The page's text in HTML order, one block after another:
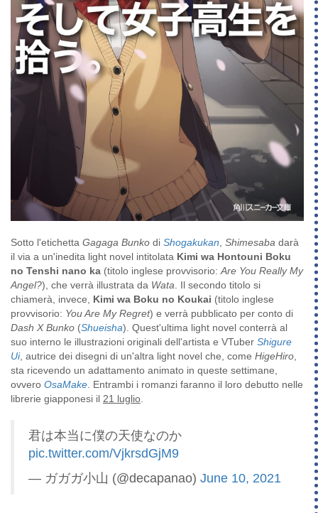
Sotto l'etichetta Gagaga Bunko di Shogakukan Shimesaba darà
il via a un'inedita light novel intitolata Kimi wa Hontouni Boku
no Tenshi nano ka (titolo inglese provvisorio: Are You Really My
Angel?), che verrà illustrata da Wata . Il secondo titolo si
chiamerà, invece, Kimi wa Boku no Koukai (titolo inglese
provvisorio: You Are My Regret) e verrà pubblicato per conto di
Dash X Bunko (Shueisha). Quest'ultima light novel conterrà al
suo interno le illustrazioni originali dell'artista e VTuber Shigure
Ui, autrice dei disegni di un'altra light novel che, come HigeHiro
sta ricevendo un adattamento animato in queste settimane,
ovvero OsaMake . Entrambi i romanzi faranno il loro debutto nelle
librerie giapponesi il 21 luglio
君は本当に僕の天使なのか
pic.twitter.com/VjkrsdGjM9
— ガガガ小山 (@decapanao) June 10, 2021